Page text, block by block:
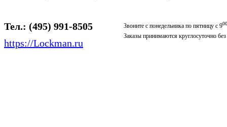
Тел.: (495) 991-8505
https://Lockman.ru
Звоните с понедельника по пятницу с 900
Заказы принимаются круглосуточно